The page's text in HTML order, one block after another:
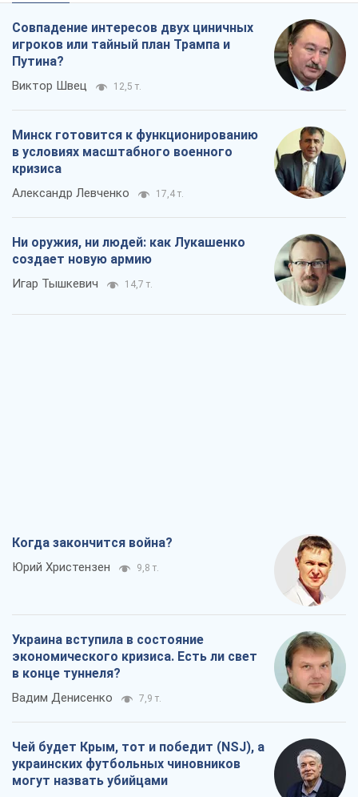
Совпадение интересов двух циничных
игроков или тайный план Трампа и
Путина?
Виктор Швец 12,5 т.
Минск готовится к функционированию
в условиях масштабного военного
кризиса
Александр Левченко 17,4 т.
Ни оружия, ни людей: как Лукашенко
создает новую армию
Игар Тышкевич 14,7 т.
Когда закончится война?
Юрий Христензен 9,8 т.
Украина вступила в состояние
экономического кризиса. Есть ли свет
в конце туннеля?
Вадим Денисенко 7,9 т.
Чей будет Крым, тот и победит (NSJ), а
украинских футбольных чиновников
могут назвать убийцами